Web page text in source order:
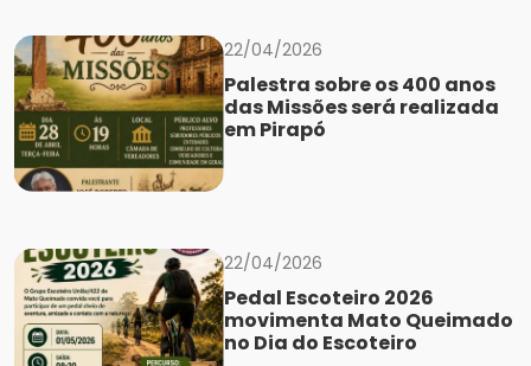
22/04/2026
Palestra sobre os 400 anos
das Missões será realizada
em Pirapó
22/04/2026
Pedal Escoteiro 2026
movimenta Mato Queimado
no Dia do Escoteiro